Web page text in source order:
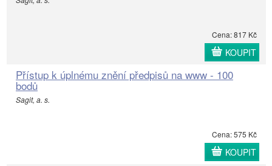
Cena: 817 Kč
KOUPIT
Přístup k úplnému znění předpisů na www - 100
bodů
Sagit, a. s.
Cena: 575 Kč
KOUPIT